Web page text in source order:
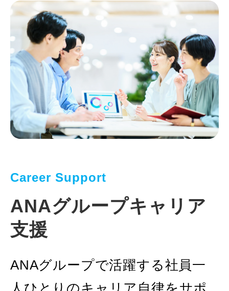
Career Support
ANAグループキャリア
支援
ANAグループで活躍する社員一